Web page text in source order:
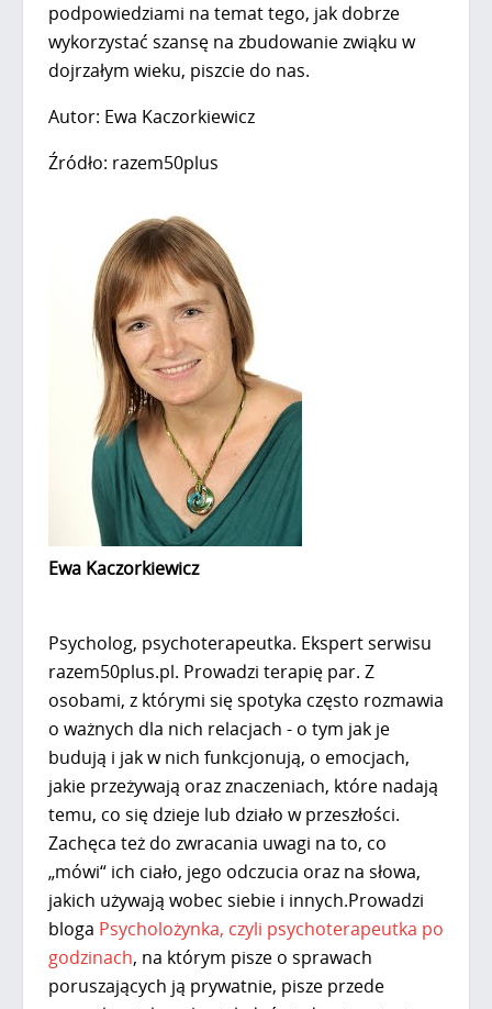
podpowiedziami na temat tego, jak dobrze
wykorzystać szansę na zbudowanie zwiąku w
dojrzałym wieku, piszcie do nas.
Autor: Ewa Kaczorkiewicz
Źródło: razem50plus
Ewa Kaczorkiewicz
Psycholog, psychoterapeutka. Ekspert serwisu
razem50plus.pl. Prowadzi terapię par. Z
osobami, z którymi się spotyka często rozmawia
o ważnych dla nich relacjach - o tym jak je
budują i jak w nich funkcjonują, o emocjach,
jakie przeżywają oraz znaczeniach, które nadają
temu, co się dzieje lub działo w przeszłości.
Zachęca też do zwracania uwagi na to, co
„mówi“ ich ciało, jego odczucia oraz na słowa,
jakich używają wobec siebie i innych.Prowadzi
bloga Psycholożynka, czyli psychoterapeutka po
godzinach, na którym pisze o sprawach
poruszających ją prywatnie, pisze przede